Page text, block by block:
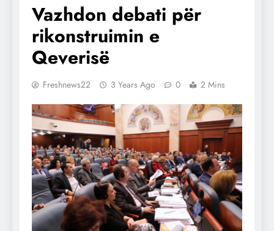
Vazhdon debati për
rikonstruimin e
Qeverisë
Freshnews22 3 Years Ago 0 2 Mins